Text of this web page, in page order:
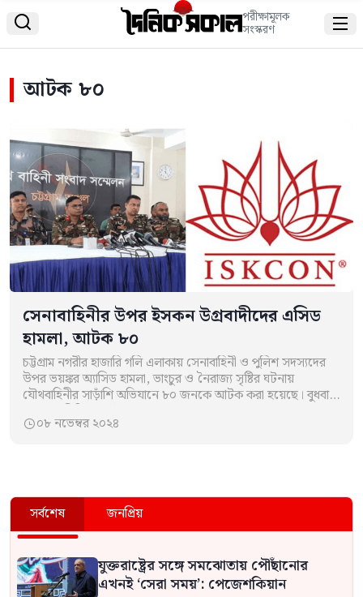
 পরীক্ষামূলক
সংস্করণ 
আটক ৮০
সেনাবাহিনীর উপর ইসকন উগ্রবাদীদের এসিড
হামলা, আটক ৮০
চট্টগ্রাম নগরীর হাজারি গলি এলাকায় সেনাবাহিনী ও পুলিশ সদস্যদের
উপর ভয়ঙ্কর অ্যাসিড হামলা, ভাংচুর ও নৈরাজ্য সৃষ্টির ঘটনায়
যৌথবাহিনীর সাড়াঁশি অভিযানে ৮০ জনকে আটক করা হয়েছে। বুধবার
০৮ নভেম্বর ২০২৪
সর্বশেষ জনপ্রিয়
যুক্তরাষ্ট্রের সঙ্গে সমঝোতায় পৌঁছানোর
এখনই ‘সেরা সময়’: পেজেশকিয়ান